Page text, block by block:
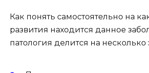
Как понять самостоятельно на
развития находится данное
патология делится на несколько